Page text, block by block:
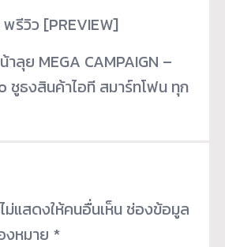
รีวิว [PREVIEW]
าลุย MEGA CAMPAIGN –
ชูธงสินค้าไอที สมาร์ทโฟน ทุก
แสดงให้คนอื่นเห็น ช่องข้อมูล
งหมาย *